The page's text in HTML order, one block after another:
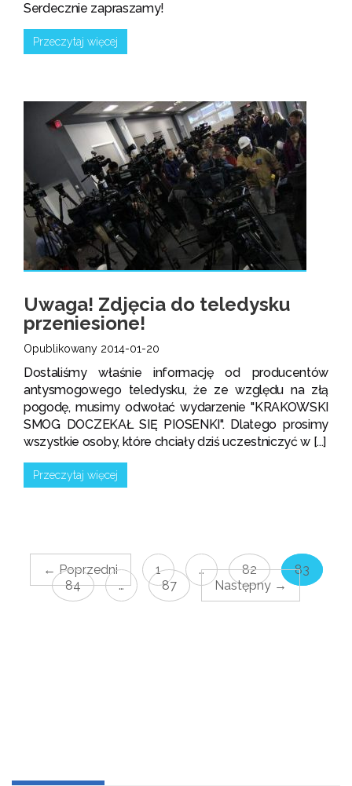
Serdecznie zapraszamy!
Przeczytaj więcej
Uwaga! Zdjęcia do teledysku
przeniesione!
Opublikowany 2014-01-20
Dostaliśmy właśnie informację od producentów
antysmogowego teledysku, że ze względu na złą
pogodę, musimy odwołać wydarzenie "KRAKOWSKI
SMOG DOCZEKAŁ SIĘ PIOSENKI". Dlatego prosimy
wszystkie osoby, które chciały dziś uczestniczyć w [...]
Przeczytaj więcej
← Poprzedni 1 … 82
83
84
… 87 Następny →